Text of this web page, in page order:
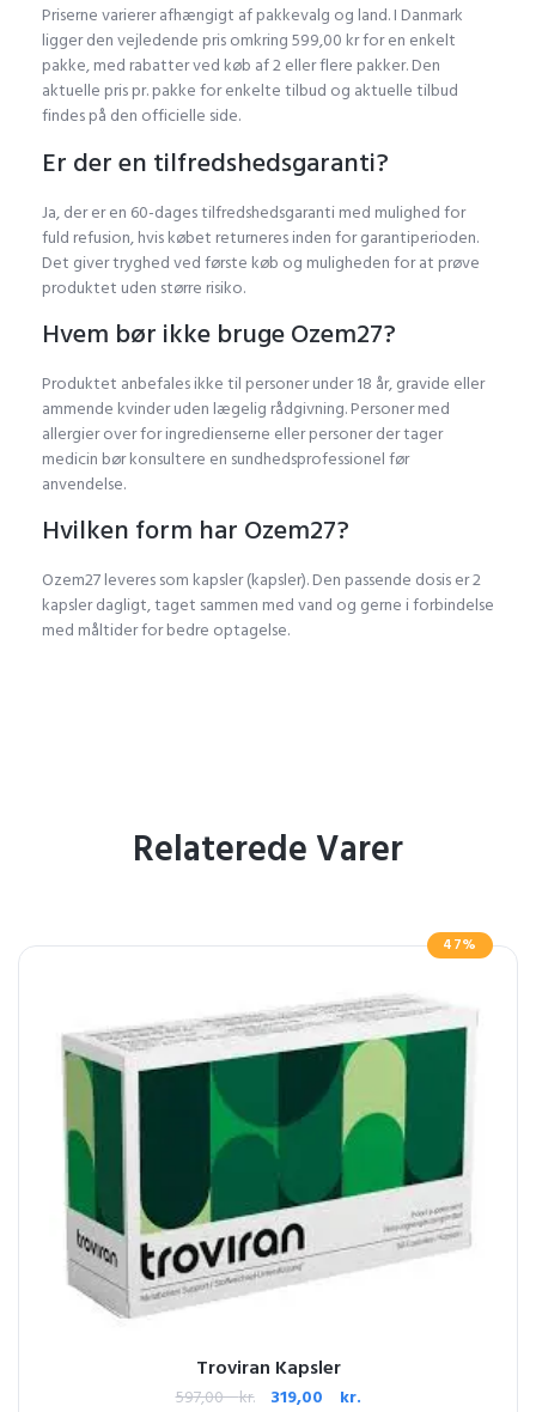
Priserne varierer afhængigt af pakkevalg og land. I Danmark
ligger den vejledende pris omkring 599,00 kr for en enkelt
pakke, med rabatter ved køb af 2 eller flere pakker. Den
aktuelle pris pr. pakke for enkelte tilbud og aktuelle tilbud
findes på den officielle side.
Er der en tilfredshedsgaranti?
Ja, der er en 60-dages tilfredshedsgaranti med mulighed for
fuld refusion, hvis købet returneres inden for garantiperioden.
Det giver tryghed ved første køb og muligheden for at prøve
produktet uden større risiko.
Hvem bør ikke bruge Ozem27?
Produktet anbefales ikke til personer under 18 år, gravide eller
ammende kvinder uden lægelig rådgivning. Personer med
allergier over for ingredienserne eller personer der tager
medicin bør konsultere en sundhedsprofessionel før
anvendelse.
Hvilken form har Ozem27?
Ozem27 leveres som kapsler (kapsler). Den passende dosis er 2
kapsler dagligt, taget sammen med vand og gerne i forbindelse
med måltider for bedre optagelse.
Relaterede Varer
47%
Troviran Kapsler
597,00kr. 319,00 kr.